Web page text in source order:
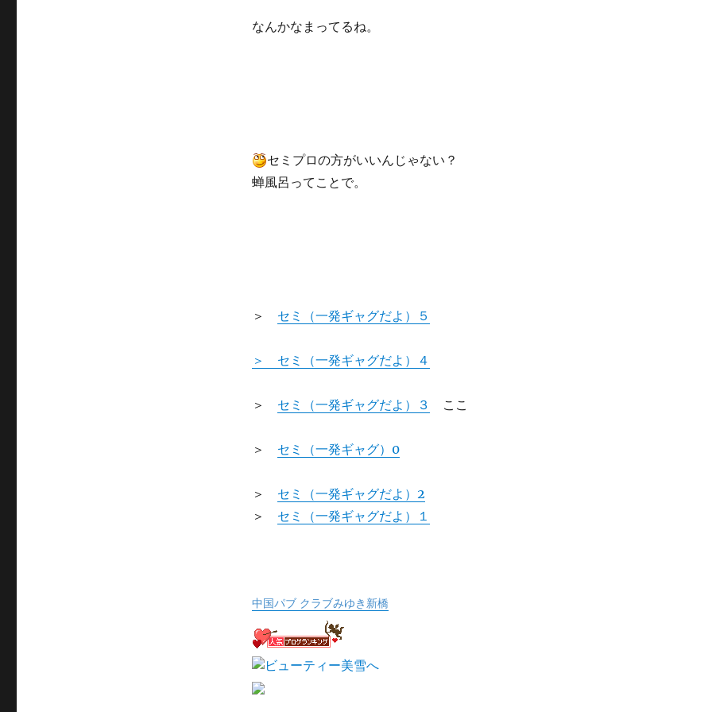
なんかなまってるね。
セミプロの方がいいんじゃない？
蝉風呂ってことで。
＞ セミ（一発ギャグだよ）５
＞ セミ（一発ギャグだよ）４
＞ セミ（一発ギャグだよ）３ ここ
＞ セミ（一発ギャグ）0
＞ セミ（一発ギャグだよ）2
＞ セミ（一発ギャグだよ）１
中国パブ クラブみゆき新橋